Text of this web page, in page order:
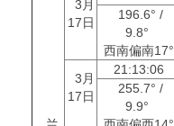
3月
17日
196.6° /
9.8°
西南偏南17°
3月
17日
21:13:06
255.7° /
9.9°